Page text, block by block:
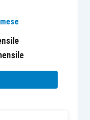
conseguente il
di una società
dell’Unione
– Parte prima”